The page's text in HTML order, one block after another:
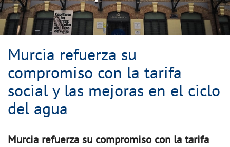
Murcia refuerza su
compromiso con la tarifa
social y las mejoras en el ciclo
del agua
Murcia refuerza su compromiso con la tarifa